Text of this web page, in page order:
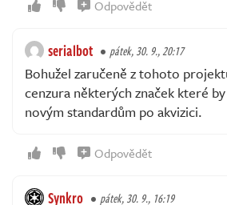
Odpovědět
serialbot pátek, 30. 9., 20:17
Bohužel zaručeně z tohoto
cenzura některých značek které
novým standardům po akvizici.
Odpovědět
Synkro pátek, 30. 9., 16:19